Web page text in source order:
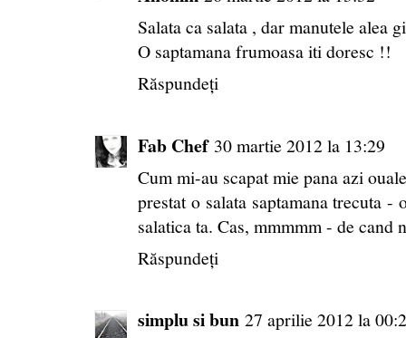
Salata ca salata , dar manutele alea
O saptamana frumoasa iti doresc !!
Răspundeți
Fab Chef 30 martie 2012 la 13:29
Cum mi-au scapat mie pana azi
prestat o salata saptamana trecuta
salatica ta. Cas, mmmmm - de cand
Răspundeți
simplu si bun 27 aprilie 2012 la